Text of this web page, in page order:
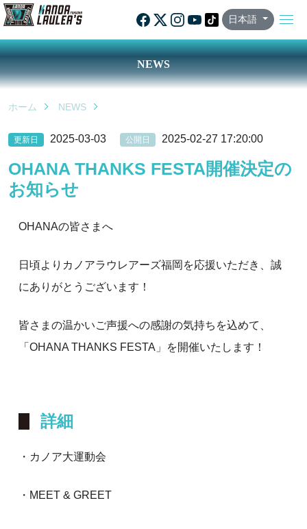
日本語
NEWS
ホーム NEWS
更新日 2025-03-03 公開日 2025-02-27 17:20:00
OHANA THANKS FESTA開催決定の
お知らせ
OHANAの皆さまへ
日頃よりカノアラウレアーズ福岡を応援いただき、誠
にありがとうございます！
皆さまの温かいご声援への感謝の気持ちを込めて、
「OHANA THANKS FESTA」を開催いたします！
詳細
・カノア大運動会
・MEET & GREET